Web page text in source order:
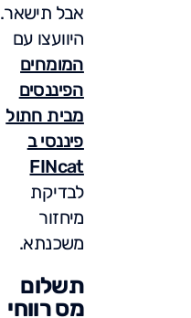
אבל תישאר.
היוועצו עם
המומחים
הפיננסים
מבית חתול
פיננסי ב
FINcat
לבדיקת
מיחזור
משכנתא.
תשלום
מס רווחי